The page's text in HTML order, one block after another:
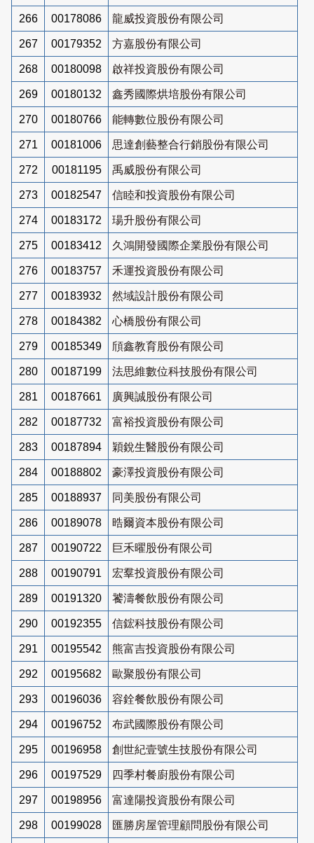
266 00178086 龍威投資股份有限公司
267 00179352 方嘉股份有限公司
268 00180098 啟祥投資股份有限公司
269 00180132 鑫秀國際烘培股份有限公司
270 00180766 能轉數位股份有限公司
271 00181006 思達創藝整合行銷股份有限公司
272 00181195 禹威股份有限公司
273 00182547 信睦和投資股份有限公司
274 00183172 瑒升股份有限公司
275 00183412 久鴻開發國際企業股份有限公司
276 00183757 禾運投資股份有限公司
277 00183932 然域設計股份有限公司
278 00184382 心橋股份有限公司
279 00185349 頎鑫教育股份有限公司
280 00187199 法思維數位科技股份有限公司
281 00187661 廣興誠股份有限公司
282 00187732 富裕投資股份有限公司
283 00187894 穎銳生醫股份有限公司
284 00188802 豪澤投資股份有限公司
285 00188937 同美股份有限公司
286 00189078 晧爾資本股份有限公司
287 00190722 巨禾曜股份有限公司
288 00190791 宏羣投資股份有限公司
289 00191320 饕濤餐飲股份有限公司
290 00192355 信鋐科技股份有限公司
291 00195542 熊富吉投資股份有限公司
292 00195682 歐聚股份有限公司
293 00196036 容銓餐飲股份有限公司
294 00196752 布武國際股份有限公司
295 00196958 創世紀壹號生技股份有限公司
296 00197529 四季村餐廚股份有限公司
297 00198956 富達陽投資股份有限公司
298 00199028 匯勝房屋管理顧問股份有限公司